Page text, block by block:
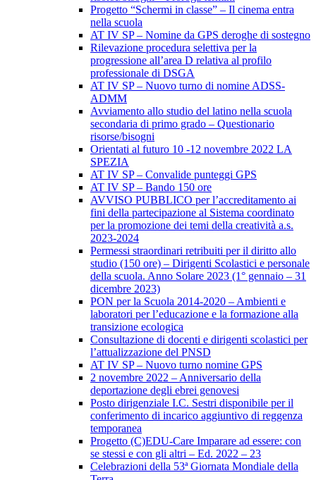
Progetto “Schermi in classe” – Il cinema entra
nella scuola
AT IV SP – Nomine da GPS deroghe di sostegno
Rilevazione procedura selettiva per la
progressione all’area D relativa al profilo
professionale di DSGA
AT IV SP – Nuovo turno di nomine ADSS-
ADMM
Avviamento allo studio del latino nella scuola
secondaria di primo grado – Questionario
risorse/bisogni
Orientati al futuro 10 -12 novembre 2022 LA
SPEZIA
AT IV SP – Convalide punteggi GPS
AT IV SP – Bando 150 ore
AVVISO PUBBLICO per l’accreditamento ai
fini della partecipazione al Sistema coordinato
per la promozione dei temi della creatività a.s.
2023-2024
Permessi straordinari retribuiti per il diritto allo
studio (150 ore) – Dirigenti Scolastici e personale
della scuola. Anno Solare 2023 (1° gennaio – 31
dicembre 2023)
PON per la Scuola 2014-2020 – Ambienti e
laboratori per l’educazione e la formazione alla
transizione ecologica
Consultazione di docenti e dirigenti scolastici per
l’attualizzazione del PNSD
AT IV SP – Nuovo turno nomine GPS
2 novembre 2022 – Anniversario della
deportazione degli ebrei genovesi
Posto dirigenziale I.C. Sestri disponibile per il
conferimento di incarico aggiuntivo di reggenza
temporanea
Progetto (C)EDU-Care Imparare ad essere: con
se stessi e con gli altri – Ed. 2022 – 23
Celebrazioni della 53ª Giornata Mondiale della